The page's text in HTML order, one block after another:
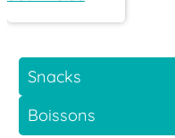
Snacks
Boissons